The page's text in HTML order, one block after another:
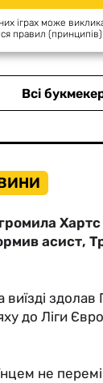
іграх може
правил (принципів)
Всі
Хартс
асист,
виїзді
до Ліги
не